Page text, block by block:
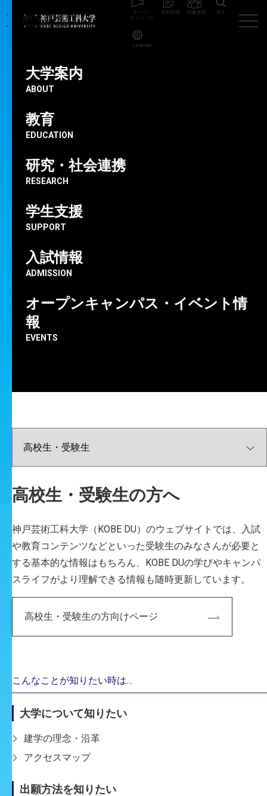
大学案内
ABOUT
教育
EDUCATION
研究・社会連携
RESEARCH
学生支援
SUPPORT
入試情報
ADMISSION
オープンキャンパス・イベント情
報
EVENTS
高校生・受験生の方へ
神戸芸術工科大学（KOBE DU）のウェブサイトでは、入試
や教育コンテンツなどといった受験生のみなさんが必要と
する基本的な情報はもちろん、KOBE DUの学びやキャンパ
スライフがより理解できる情報も随時更新しています。
高校生・受験生の方向けページ
こんなことが知りたい時は…
大学について知りたい
建学の理念・沿革
アクセスマップ
出願方法を知りたい
オープン
キャンパス
資料請求 対象者別 探す
Language
神戸芸術工科大学
教員紹介
所属組織
FACULTY
客員教授
客員教授 ISHIKAWAMari